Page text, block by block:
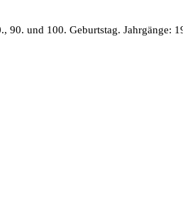
90. und 100. Geburtstag. Jahrgänge: